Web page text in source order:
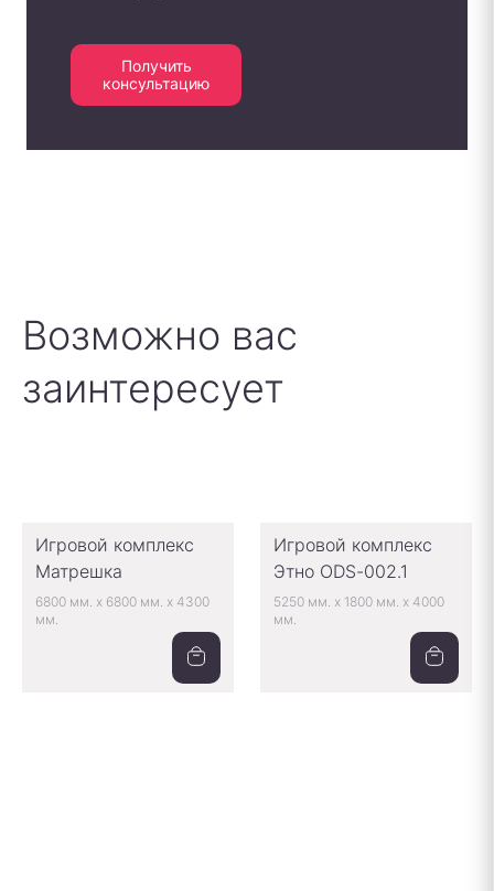
Получить
консультацию
Возможно вас
заинтересует
Игровой комплекс
Матрешка
6800 мм. x 6800 мм. x 4300
мм.
Игровой комплекс
Этно ODS-002.1
5250 мм. x 1800 мм. x 4000
мм.